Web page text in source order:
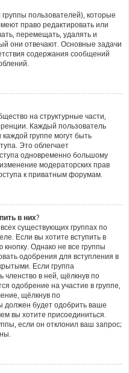
пользователей), которые
право редактировать или
перемещать, удалять и
они отвечают. Основные задачи
содержания сообщений
на структурные части,
Каждый пользователь
каждой группе могут быть
Это облегчает
одновременно большому
модераторских прав
к приватным форумам.
в них?
существующих группах по
Если вы хотите вступить в
Однако не все группы
одобрения для вступления в
Если группа
членство в ней, щёлкнув по
одобрение на участие в группе,
щёлкнув по
должен будет одобрить ваше
вы хотите присоединиться.
если он отклонил ваш запрос;